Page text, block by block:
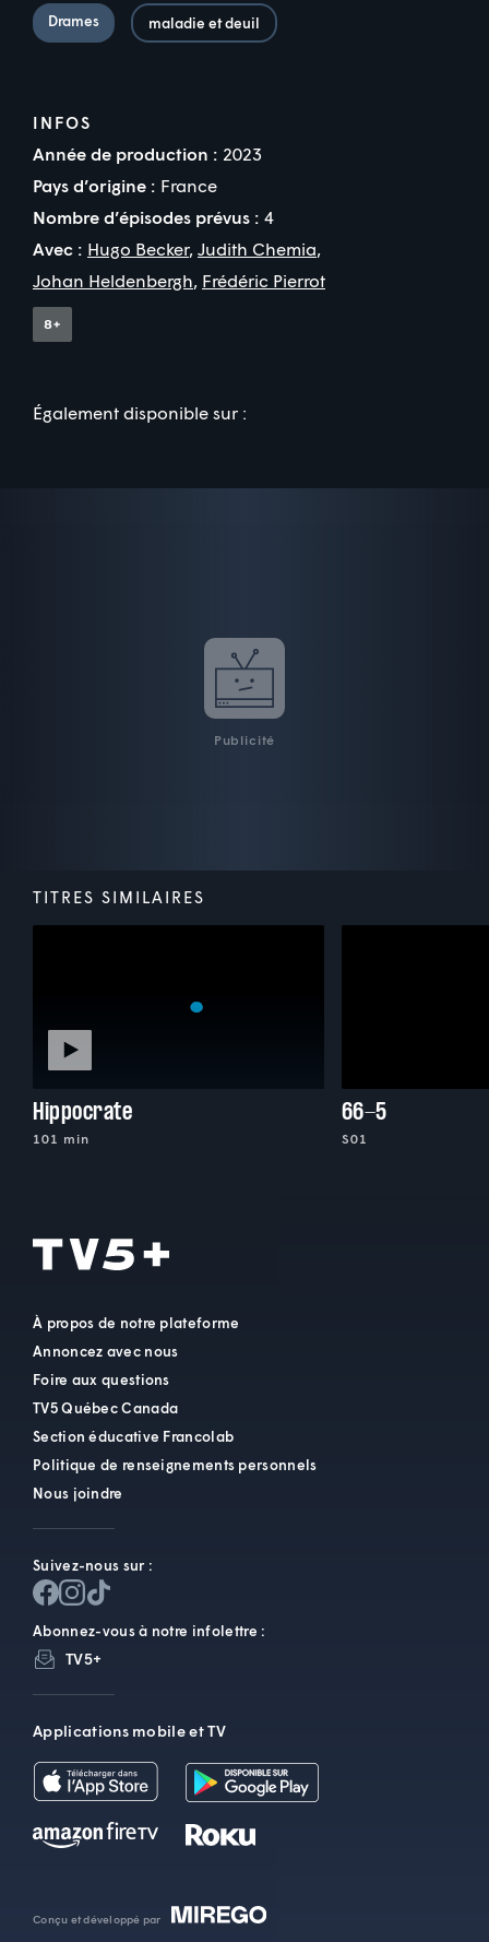
Drames maladie et deuil
INFOS
Année de production : 2023
Pays d’origine : France
Nombre d’épisodes prévus : 4
Avec : Hugo Becker, Judith Chemia,
Johan Heldenbergh, Frédéric Pierrot
Également disponible sur :
Publicité
TITRES SIMILAIRES
Hippocrate
101 min
66-5
S01
À propos de notre plateforme
Annoncez avec nous
Foire aux questions
TV5 Québec Canada
Section éducative Francolab
Politique de renseignements personnels
Nous joindre
Suivez-nous sur :
Abonnez-vous à notre infolettre :
TV5+
Applications mobile et TV
Conçu et développé par